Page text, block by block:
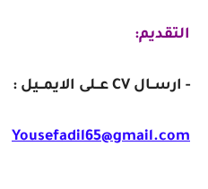
التقديم:
- ارســال CV عــلى الايمــيل :
Yousefadil65@gmail.com